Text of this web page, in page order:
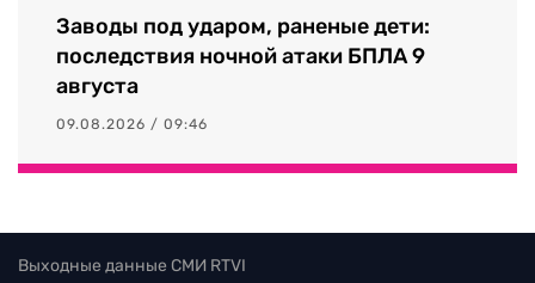
Заводы под ударом, раненые дети:
последствия ночной атаки БПЛА 9
августа
09.08.2026 / 09:46
Выходные данные СМИ RTVI